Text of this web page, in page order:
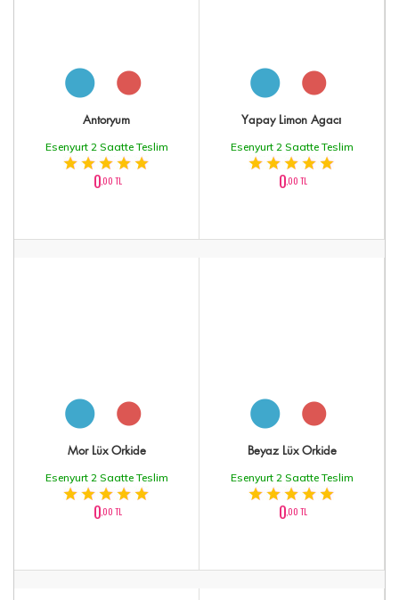
Antoryum
Esenyurt 2 Saatte Teslim
0,00 TL
Yapay Limon Agacı
Esenyurt 2 Saatte Teslim
0,00 TL
Mor Lüx Orkide
Esenyurt 2 Saatte Teslim
0,00 TL
Beyaz Lüx Orkide
Esenyurt 2 Saatte Teslim
0,00 TL